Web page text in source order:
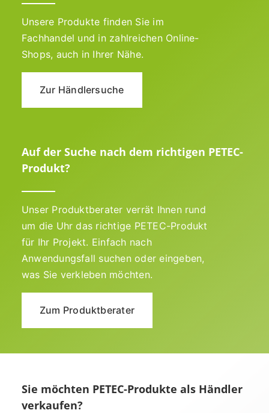
Unsere Produkte finden Sie im
Fachhandel und in zahlreichen Online-
Shops, auch in Ihrer Nähe.
Zur Händlersuche
Auf der Suche nach dem richtigen PETEC-
Produkt?
Unser Produktberater verrät Ihnen rund
um die Uhr das richtige PETEC-Produkt
für Ihr Projekt. Einfach nach
Anwendungsfall suchen oder eingeben,
was Sie verkleben möchten.
Zum Produktberater
Sie möchten PETEC-Produkte als Händler
verkaufen?